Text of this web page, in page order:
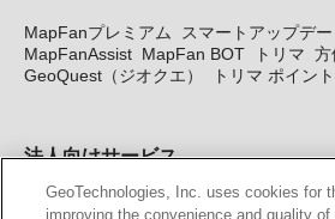
MapFanプレミアム
スマートアップデ
MapFanAssist MapFan BOT トリマ 方
GeoQuest（ジオクエ）
トリマ ポイン
法人向けサービス
法人向け地図・位置情報サービス WEB
GeoTechnologies, Inc. uses cookies for
improving the convenience and quality